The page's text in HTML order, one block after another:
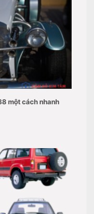
một cách nhanh